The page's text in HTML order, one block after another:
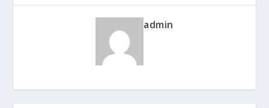
admin